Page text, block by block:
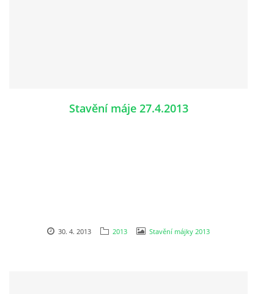
Stavění máje 27.4.2013
30. 4. 2013 2013 Stavění májky 2013